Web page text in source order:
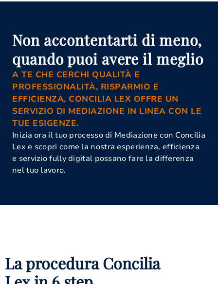
Non accontentarti di meno,
quando puoi avere il meglio
A TE CHE CERCHI QUALITÀ E
PROFESSIONALITÀ, RISPARMIO E
EFFICIENZA, CONCILIA LEX OFFRE UN
SERVIZIO DI MEDIAZIONE IN LINEA CON LE
TUE ESIGENZE.
Inizia ora il tuo processo di Mediazione con Concilia
Lex e scopri come la nostra esperienza, efficienza
e servizio fully digital possano fare la differenza
nel tuo lavoro.
La procedura Concilia